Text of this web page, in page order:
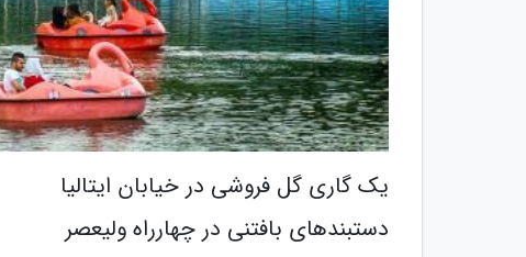
یک گاری گل فروشی در خیابان ایتالیا
دستبندهای بافتنی در چهارراه ولیعصر